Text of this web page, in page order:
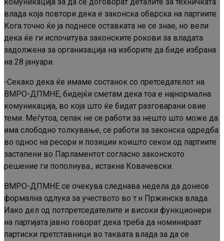
влада која повтори дека е законска обврска на партиите.
Кога точно ќе ја поднесе оставката не се знае, но вели
дека ќе ги испочитува законските рокови за владата
задолжена за организација на изборите да биде избрана
на 28 јануари.
-Секако дека ќе имаме состанок со претседателот на
ВМРО-ДПМНЕ, бидејќи сметам дека тоа е најнормална
комуникација, во која што ќе бидат разговарани овие
теми. Меѓутоа, сепак не се работи за нешто што може да
има слободно толкување, се работи за законска одредба
во однос на ресори и позиции коишто секои од партиите
застапени во Парламентот согласно законското
решение ги пополнува., истакна Ковачевски.
ВМРО-ДПМНЕ се очекува следнава недела да донесе
формална одлука за учеството во т.н Пржинска влада.
Иако дел од потпретседателите и високи функционери
на партијата јавно говорат дека треба да номинираат
партиски претставници во таквата влада за да се